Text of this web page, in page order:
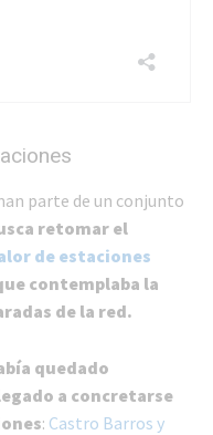
parte de un conjunto
retomar el
de estaciones
contemplaba la
de la red.
quedado
a concretarse
: Castro Barros y